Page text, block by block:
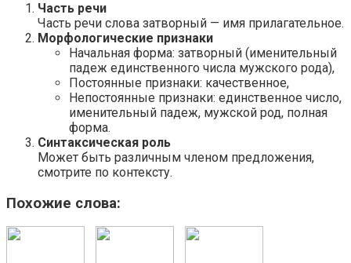
Часть речи
Часть речи слова затворный — имя прилагательное.
Морфологические признаки
Начальная форма: затворный (именительный
падеж единственного числа мужского рода),
Постоянные признаки: качественное,
Непостоянные признаки: единственное число,
именительный падеж, мужской род, полная
форма.
Синтаксическая роль
Может быть различным членом предложения,
смотрите по контексту.
Похожие слова: